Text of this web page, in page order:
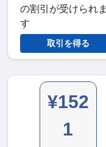
の割引が受けられま
す
取引を得る
¥152
1